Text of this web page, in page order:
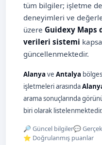
tüm bilgiler; işletme
deneyimleri ve
üzere Guidexy Maps
verileri sistemi
güncellenmektedir.
Alanya ve Antalya
işletmeleri arasında
arama sonuçlarında
biri olarak listelenmektedir.
🔎 Güncel bilgiler💬
⭐ Doğrulanmış puanlar